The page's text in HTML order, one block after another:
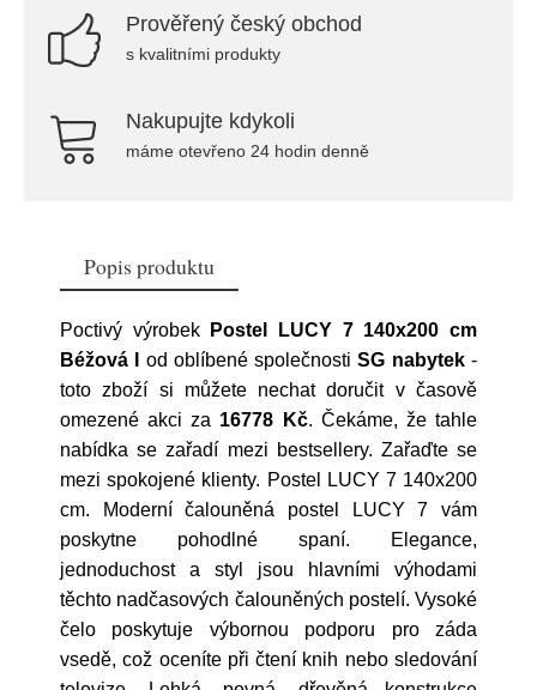
Prověřený český obchod
s kvalitními produkty
Nakupujte kdykoli
máme otevřeno 24 hodin denně
Popis produktu
Poctivý výrobek
Postel LUCY 7 140x200 cm
Béžová I
od oblíbené společnostiSG nabytek-
toto zboží si můžete nechat doručit v časově
omezené akci za 16778 Kč. Čekáme, že tahle
nabídka se zařadí mezi bestsellery. Zařaďte se
mezi spokojené klienty. Postel LUCY 7 140x200
cm. Moderní čalouněná postel LUCY 7 vám
poskytne pohodlné spaní. Elegance,
jednoduchost a styl jsou hlavními výhodami
těchto nadčasových čalouněných postelí. Vysoké
čelo poskytuje výbornou podporu pro záda
vsedě, což oceníte při čtení knih nebo sledování